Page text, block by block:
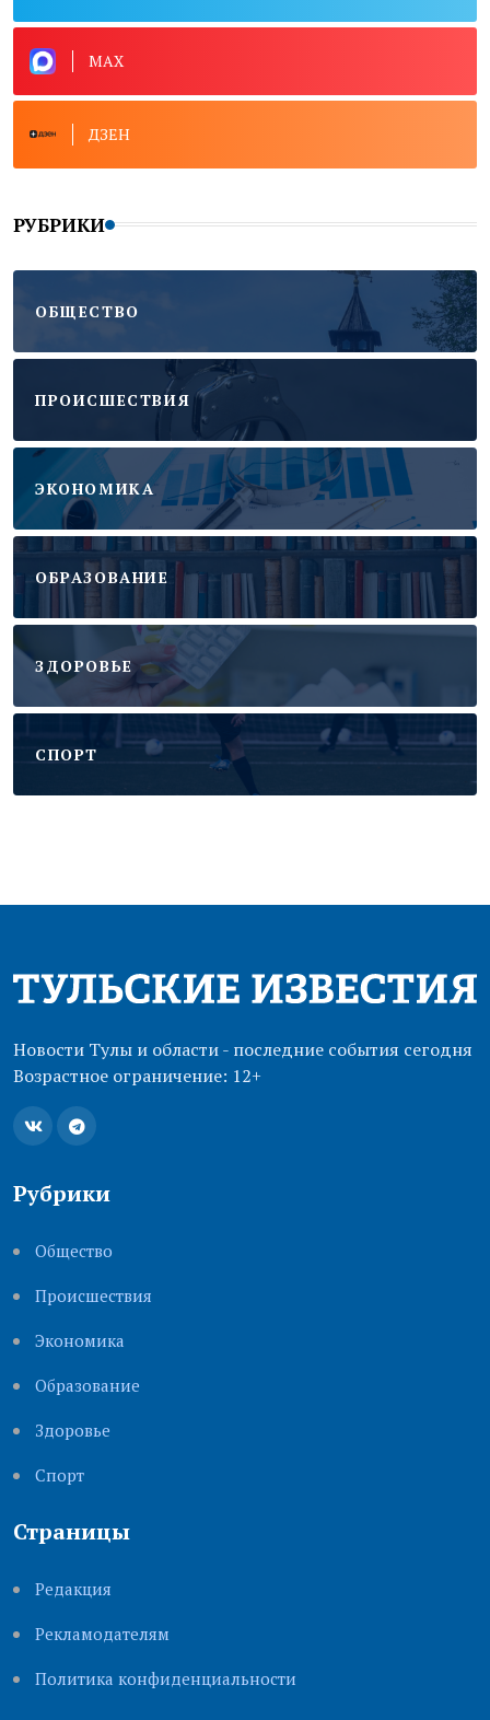
MAX
ДЗЕН
РУБРИКИ
ОБЩЕСТВО
ПРОИСШЕСТВИЯ
ЭКОНОМИКА
ОБРАЗОВАНИЕ
ЗДОРОВЬЕ
CПОРТ
Новости Тулы и области - последние события сегодня
Возрастное ограничение: 12+
Рубрики
Общество
Происшествия
Экономика
Образование
Здоровье
Cпорт
Страницы
Редакция
Рекламодателям
Политика конфиденциальности